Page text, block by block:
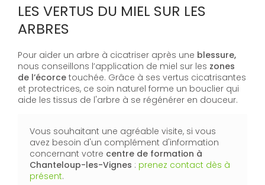
LES VERTUS DU MIEL SUR LES
ARBRES
Pour aider un arbre à cicatriser après une blessure,
nous conseillons l’application de miel sur les zones
de l’écorce touchée. Grâce à ses vertus cicatrisantes
et protectrices, ce soin naturel forme un bouclier qui
aide les tissus de l'arbre à se régénérer en douceur.
Vous souhaitant une agréable visite, si vous
avez besoin d'un complément d'information
concernant votre centre de formation à
Chanteloup-les-Vignes : prenez contact dès à
présent.